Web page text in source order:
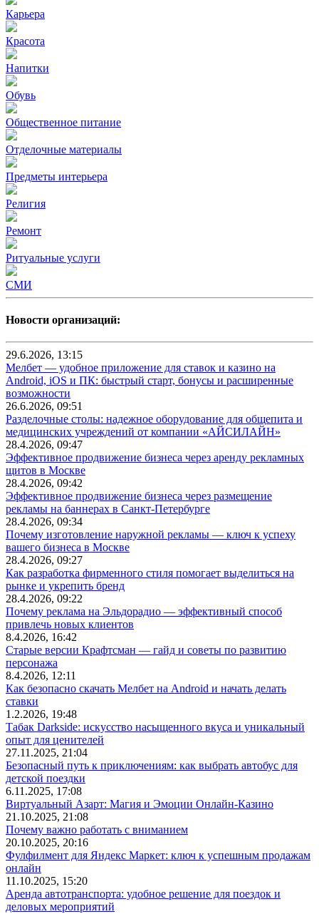
Карьера
Красота
Напитки
Обувь
Общественное питание
Отделочные материалы
Предметы интерьера
Религия
Ремонт
Ритуальные услуги
СМИ
Новости организаций:
29.6.2026, 13:15
Мелбет — удобное приложение для ставок и казино на
Android, iOS и ПК: быстрый старт, бонусы и расширенные
возможности
26.6.2026, 09:51
Разделочные столы: надежное оборудование для общепита и
медицинских учреждений от компании «АЙСИЛАЙН»
28.4.2026, 09:47
Эффективное продвижение бизнеса через аренду рекламных
щитов в Москве
28.4.2026, 09:42
Эффективное продвижение бизнеса через размещение
рекламы на баннерах в Санкт-Петербурге
28.4.2026, 09:34
Почему изготовление наружной рекламы — ключ к успеху
вашего бизнеса в Москве
28.4.2026, 09:27
Как разработка фирменного стиля помогает выделиться на
рынке и укрепить бренд
28.4.2026, 09:22
Почему реклама на Эльдорадио — эффективный способ
привлечь новых клиентов
8.4.2026, 16:42
Старые версии Крафтсман — гайд и советы по развитию
персонажа
8.4.2026, 12:11
Как безопасно скачать Мелбет на Android и начать делать
ставки
1.2.2026, 19:48
Табак Darkside: искусство насыщенного вкуса и уникальный
опыт для ценителей
27.11.2025, 21:04
Безопасный путь к приключениям: как выбрать автобус для
детской поездки
6.11.2025, 17:08
Виртуальный Азарт: Магия и Эмоции Онлайн-Казино
21.10.2025, 21:08
Почему важно работать с вниманием
20.10.2025, 20:16
Фулфилмент для Яндекс Маркет: ключ к успешным продажам
онлайн
11.10.2025, 15:20
Аренда автотранспорта: удобное решение для поездок и
деловых мероприятий